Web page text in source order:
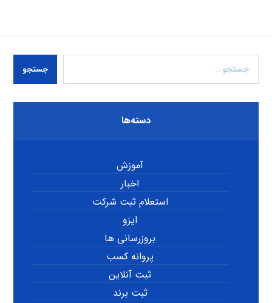
جستجو
دسته‌ها
آموزش
اخبار
استعلام ثبت شرکت
ایزو
بروزرسانی ها
پروانه کسب
ثبت آنلاین
ثبت برند